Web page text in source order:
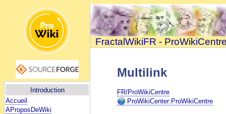
Introduction
Accueil
AProposDeWiki
FractalWikiFR -
Multilink
FR/ProWikiCentre
ProWikiCenter:ProWikiCentre